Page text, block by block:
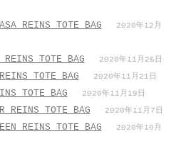
REINS TOTE BAG
2020年12月
TOTE BAG 2020年11月26日
TOTE BAG 2020年11月21日
TOTE BAG 2020年11月19日
REINS TOTE BAG 2020年11月7日
REINS TOTE BAG
2020年10月